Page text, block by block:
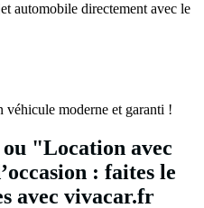
automobile directement avec le
véhicule moderne et garanti !
ou "Location avec
: faites le
avec vivacar.fr